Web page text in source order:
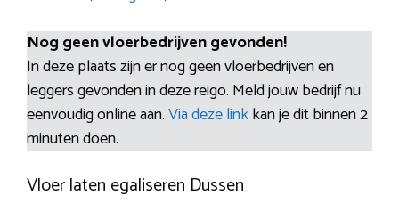
Nog geen vloerbedrijven gevonden!
In deze plaats zijn er nog geen vloerbedrijven en
leggers gevonden in deze reigo. Meld jouw bedrijf nu
eenvoudig online aan.Via deze linkkan je dit binnen 2
minuten doen.
Vloer laten egaliseren Dussen